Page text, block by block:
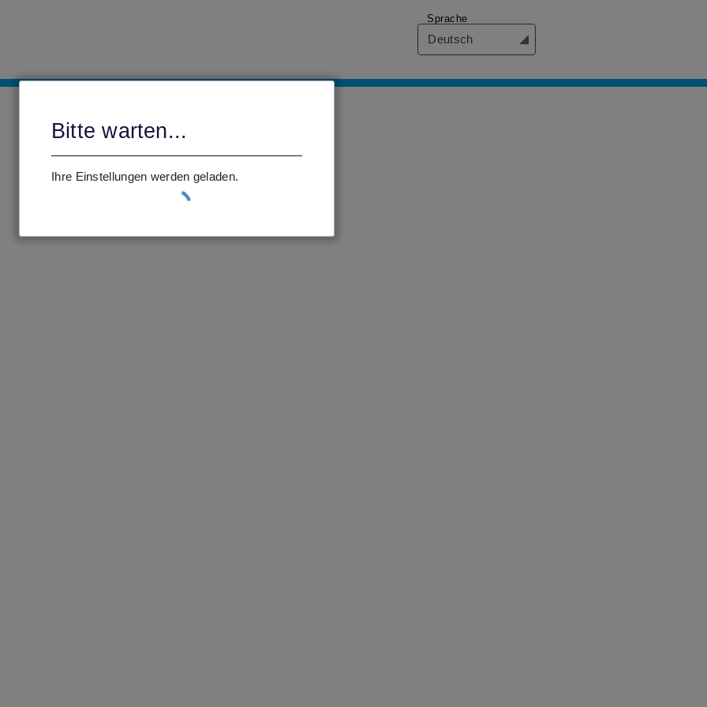
Bitte warten...
Ihre Einstellungen werden geladen.
Deutsch
Sprache